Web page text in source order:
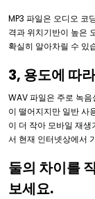
MP3 파일은 오디오 코
격과 위치기반이 높은
확실히 알아차릴 수 있
3, 용도에 따
WAV 파일은 주로 녹
이 떨어지지만 일반 사
이 더 작아 모바일 재
서 현재 인터넷상에서
둘의 차이를
보세요.